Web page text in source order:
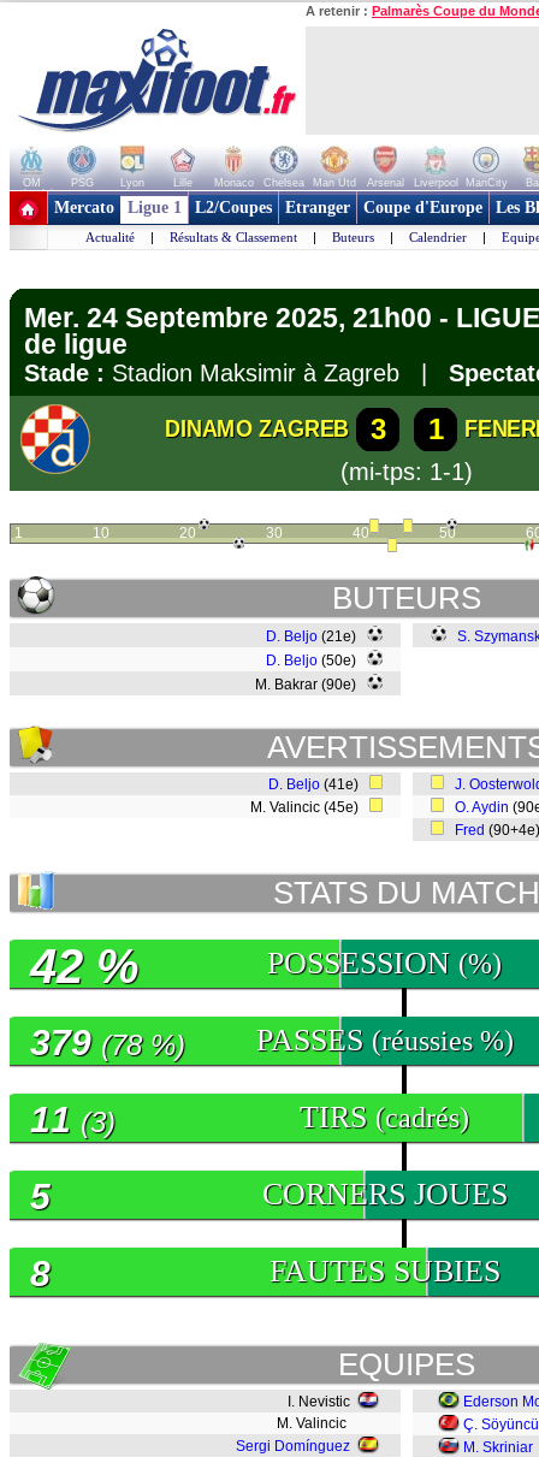
A retenir : Palmarès Coupe du
OM PSG Lyon Lille Monaco Chelsea Man Utd Arsenal Liverpool ManCity
+ de clubs
Mercato Ligue 1 L2/Coupes Etranger Coupe d'Europe Les
Actualité | Résultats & Classement | Buteurs | Calendrier |
Mer. 24 Septembre 2025, 21h00 -
de ligue
Stade : Stadion Maksimir à Zagreb |
DINAMO ZAGREB 3 1
(mi-tps: 1-1)
1 10 20 30 40 50
BUTEURS
D. Beljo (21e)
D. Beljo (50e)
M. Bakrar (90e)
S.
D. Beljo (41e)
M. Valincic (45e)
J.
O. Aydin
Fred
STATS DU MATCH
POSSESSION (%)
42 %
PASSES (réussies %)
379 (78 %)
TIRS (cadrés)
11 (3)
CORNERS JOUES
5
FAUTES SUBIES
8
EQUIPES
I. Nevistic
M. Valincic
Sergi Domínguez
Ederson
Ç. Söyüncü
M. Skriniar